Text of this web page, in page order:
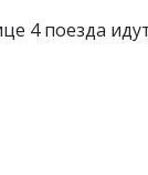
4 поезда